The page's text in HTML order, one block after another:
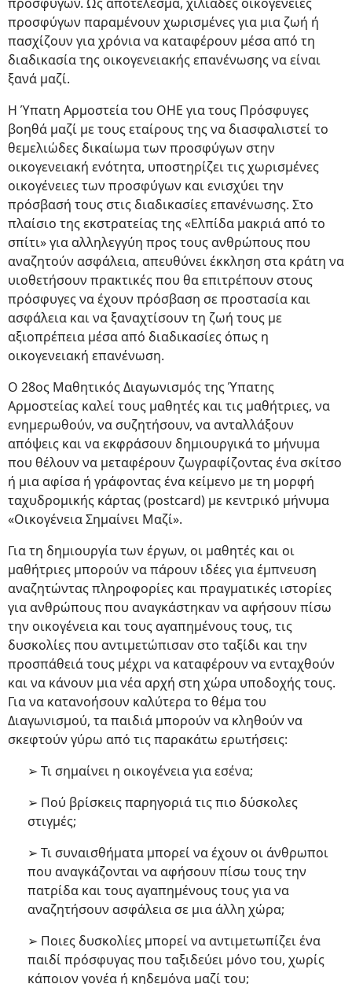
προσφύγων παραμένουν χωρισμένες για μια ζωή ή
πασχίζουν για χρόνια να καταφέρουν μέσα από τη
διαδικασία της οικογενειακής επανένωσης να είναι
ξανά μαζί.
Η Ύπατη Αρμοστεία του ΟΗΕ για τους Πρόσφυγες
βοηθά μαζί με τους εταίρους της να διασφαλιστεί το
θεμελιώδες δικαίωμα των προσφύγων στην
οικογενειακή ενότητα, υποστηρίζει τις χωρισμένες
οικογένειες των προσφύγων και ενισχύει την
πρόσβασή τους στις διαδικασίες επανένωσης. Στο
πλαίσιο της εκστρατείας της «Ελπίδα μακριά από το
σπίτι» για αλληλεγγύη προς τους ανθρώπους που
αναζητούν ασφάλεια, απευθύνει έκκληση στα κράτη να
υιοθετήσουν πρακτικές που θα επιτρέπουν στους
πρόσφυγες να έχουν πρόσβαση σε προστασία και
ασφάλεια και να ξαναχτίσουν τη ζωή τους με
αξιοπρέπεια μέσα από διαδικασίες όπως η
οικογενειακή επανένωση.
Ο 28ος Μαθητικός Διαγωνισμός της Ύπατης
Αρμοστείας καλεί τους μαθητές και τις μαθήτριες, να
ενημερωθούν, να συζητήσουν, να ανταλλάξουν
απόψεις και να εκφράσουν δημιουργικά το μήνυμα
που θέλουν να μεταφέρουν ζωγραφίζοντας ένα σκίτσο
ή μια αφίσα ή γράφοντας ένα κείμενο με τη μορφή
ταχυδρομικής κάρτας (postcard) με κεντρικό μήνυμα
«Οικογένεια Σημαίνει Μαζί».
Για τη δημιουργία των έργων, οι μαθητές και οι
μαθήτριες μπορούν να πάρουν ιδέες για έμπνευση
αναζητώντας πληροφορίες και πραγματικές ιστορίες
για ανθρώπους που αναγκάστηκαν να αφήσουν πίσω
την οικογένεια και τους αγαπημένους τους, τις
δυσκολίες που αντιμετώπισαν στο ταξίδι και την
προσπάθειά τους μέχρι να καταφέρουν να ενταχθούν
και να κάνουν μια νέα αρχή στη χώρα υποδοχής τους.
Για να κατανοήσουν καλύτερα το θέμα του
Διαγωνισμού, τα παιδιά μπορούν να κληθούν να
σκεφτούν γύρω από τις παρακάτω ερωτήσεις:
➢ Τι σημαίνει η οικογένεια για εσένα;
➢ Πού βρίσκεις παρηγοριά τις πιο δύσκολες
στιγμές;
➢ Τι συναισθήματα μπορεί να έχουν οι άνθρωποι
που αναγκάζονται να αφήσουν πίσω τους την
πατρίδα και τους αγαπημένους τους για να
αναζητήσουν ασφάλεια σε μια άλλη χώρα;
➢ Ποιες δυσκολίες μπορεί να αντιμετωπίζει ένα
παιδί πρόσφυγας που ταξιδεύει μόνο του, χωρίς
κάποιον γονέα ή κηδεμόνα μαζί του;